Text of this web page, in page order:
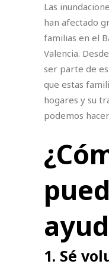
Las
han afectado
familias en el
Valencia.
ser parte de
que estas
hogares y su
podemos
1. Sé